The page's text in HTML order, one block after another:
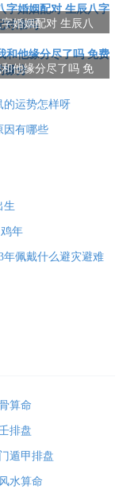
婚姻配对 生辰八
他缘分尽了吗 免
的运势怎样呀
因有哪些
生
年
年佩戴什么避灾避难
算命
排盘
遁甲排盘
水算命